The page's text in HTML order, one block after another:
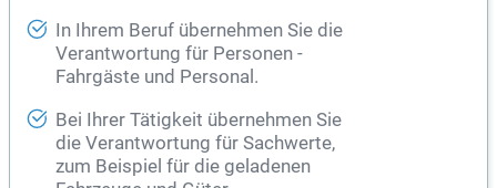
In Ihrem Beruf übernehmen Sie die
Verantwortung für Personen -
Fahrgäste und Personal .
Bei Ihrer Tätigkeit übernehmen Sie
die Verantwortung für Sachwerte,
zum Beispiel für die geladenen